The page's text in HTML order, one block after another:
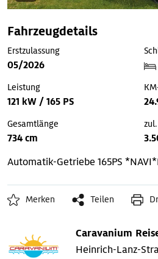
Fahrzeugdetails
Erstzulassung
05/2026
Leistung
121 kW / 165 PS
Gesamtlänge
734 cm
Automatik-Getriebe 165PS
Merken Teilen
Caravanium
Heinrich-Lanz-